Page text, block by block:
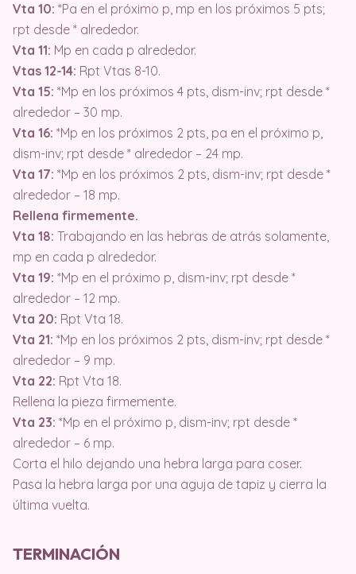
Vta 10: *Pa en el próximo p, mp en los próximos 5 pts;
rpt desde * alrededor.
Vta 11: Mp en cada p alrededor.
Vtas 12-14: Rpt Vtas 8-10.
Vta 15: *Mp en los próximos 4 pts, dism-inv; rpt desde *
alrededor – 30 mp.
Vta 16: *Mp en los próximos 2 pts, pa en el próximo p,
dism-inv; rpt desde * alrededor – 24 mp.
Vta 17: *Mp en los próximos 2 pts, dism-inv; rpt desde *
alrededor – 18 mp.
Rellena firmemente.
Vta 18: Trabajando en las hebras de atrás solamente,
mp en cada p alrededor.
Vta 19: *Mp en el próximo p, dism-inv; rpt desde *
alrededor – 12 mp.
Vta 20: Rpt Vta 18.
Vta 21: *Mp en los próximos 2 pts, dism-inv; rpt desde *
alrededor – 9 mp.
Vta 22: Rpt Vta 18.
Rellena la pieza firmemente.
Vta 23: *Mp en el próximo p, dism-inv; rpt desde *
alrededor – 6 mp.
Corta el hilo dejando una hebra larga para coser.
Pasa la hebra larga por una aguja de tapiz y cierra la
última vuelta.
TERMINACIÓN